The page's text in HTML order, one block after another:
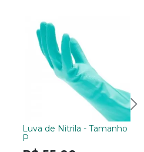
Luva de Nitrila - Tamanho
P